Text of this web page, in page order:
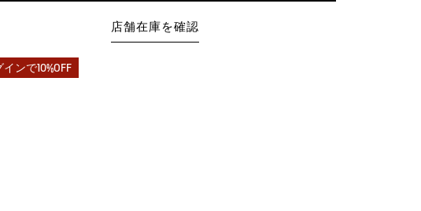
店舗在庫を確認
インで10%OFF